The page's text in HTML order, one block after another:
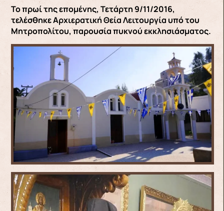
Το πρωί της επομένης, Τετάρτη 9/11/2016,
τελέσθηκε Αρχιερατική Θεία Λειτουργία υπό του
Μητροπολίτου, παρουσία πυκνού εκκλησιάσματος.